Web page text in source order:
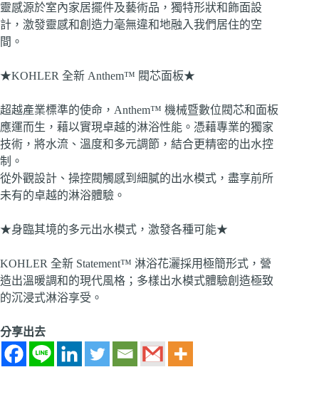
靈感源於室內家居擺件及藝術品，獨特形狀和飾面設
計，激發靈感和創造力毫無違和地融入我們居住的空
間。
★KOHLER 全新 Anthem™ 閥芯面板★
超越產業標準的使命，Anthem™ 機械暨數位閥芯和面板
應運而生，藉以實現卓越的淋浴性能。憑藉專業的獨家
技術，將水流、溫度和多元調節，結合更精密的出水控
制。
從外觀設計、操控閥觸感到細膩的出水模式，盡享前所
未有的卓越的淋浴體驗。
★身臨其境的多元出水模式，激發各種可能★
KOHLER 全新 Statement™ 淋浴花灑採用極簡形式，營
造出溫暖調和的現代風格；多樣出水模式體驗創造極致
的沉浸式淋浴享受。
分享出去